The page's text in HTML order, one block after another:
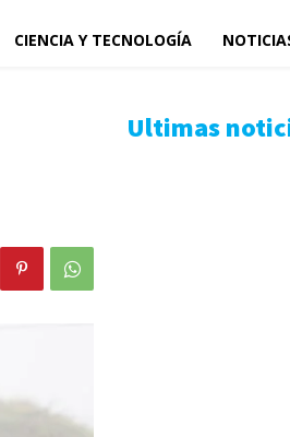
CIENCIA Y TECNOLOGÍA
Ultimas